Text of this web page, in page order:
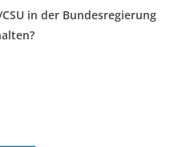
in der Bundesregierung